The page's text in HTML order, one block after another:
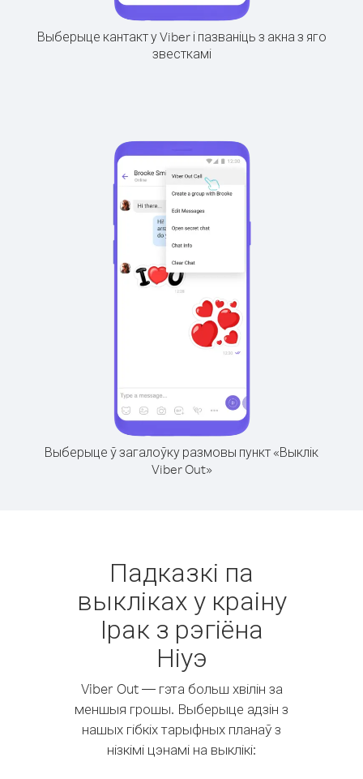
Выберыце кантакт у Viber і пазваніць з акна з яго
звесткамі
Выберыце ў загалоўку размовы пункт «Выклік
Viber Out»
Падказкі па
выкліках у краіну
Ірак з рэгіёна
Ніуэ
Viber Out — гэта больш хвілін за
меншыя грошы. Выберыце адзін з
нашых гібкіх тарыфных планаў з
нізкімі цэнамі на выклікі: